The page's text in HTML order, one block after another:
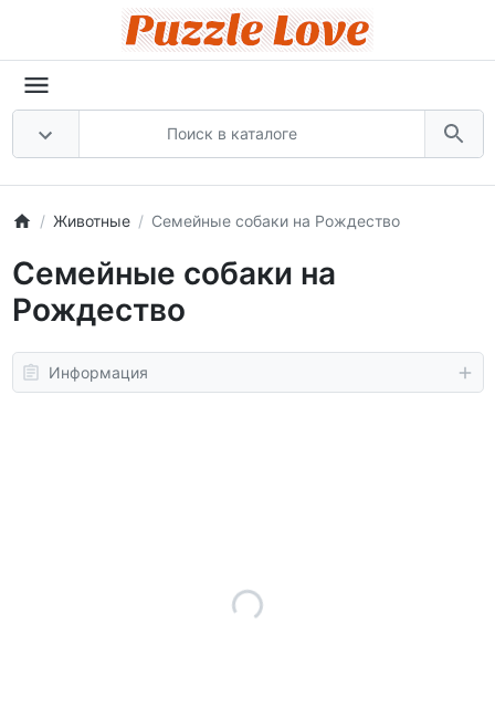
Животные Семейные собаки на Рождество
Семейные собаки на
Рождество
Информация